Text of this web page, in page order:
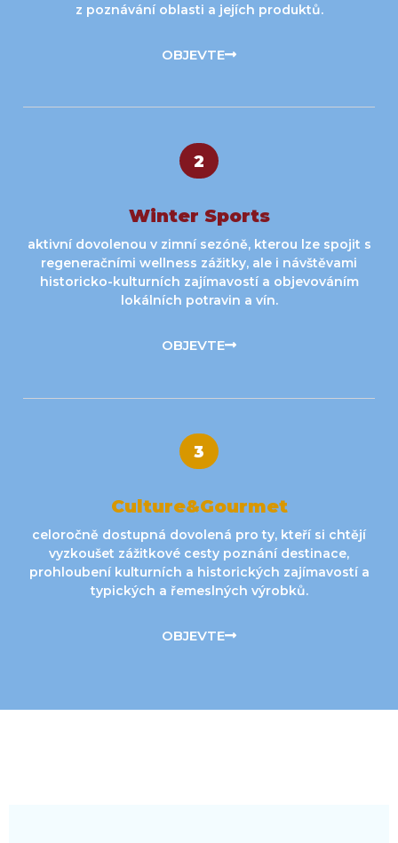
z poznávání oblasti a jejích produktů.
OBJEVTE
2
Winter Sports
aktivní dovolenou v zimní sezóně, kterou lze spojit s
regeneračními wellness zážitky, ale i návštěvami
historicko-kulturních zajímavostí a objevováním
lokálních potravin a vín.
OBJEVTE
3
Culture&Gourmet
celoročně dostupná dovolená pro ty, kteří si chtějí
vyzkoušet zážitkové cesty poznání destinace,
prohloubení kulturních a historických zajímavostí a
typických a řemeslných výrobků.
OBJEVTE